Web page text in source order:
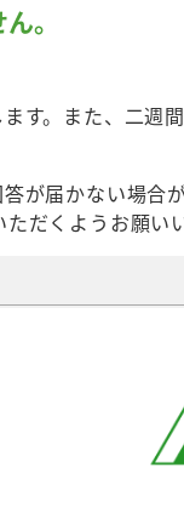
。
す。また、二週
が届かない場合
くようお願いい